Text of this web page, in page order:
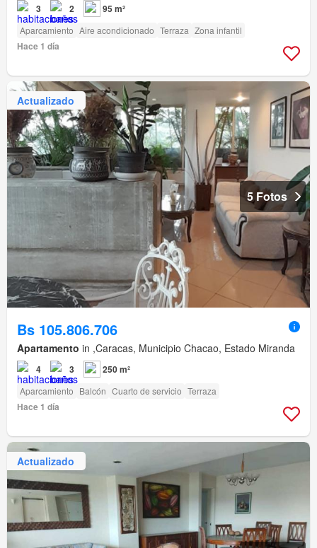
3 2 95 m²
Aparcamiento Aire acondicionado Terraza Zona infantil
Hace 1 día
Actualizado
5 Fotos
Bs 105.806.706
Apartamento in ,Caracas, Municipio Chacao, Estado Miranda
4 3 250 m²
Aparcamiento Balcón Cuarto de servicio Terraza
Hace 1 día
Actualizado